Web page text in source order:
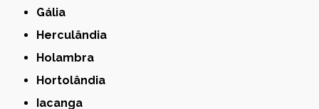
Gália
Herculândia
Holambra
Hortolândia
Iacanga